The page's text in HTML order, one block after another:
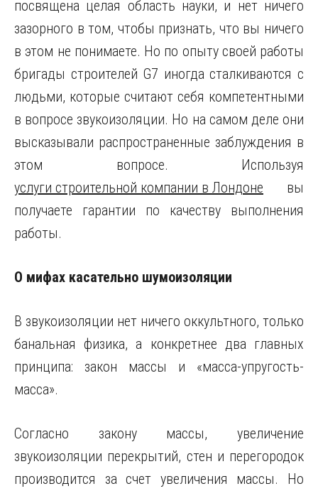
посвящена целая область науки, и нет ничего
зазорного в том, чтобы признать, что вы ничего
в этом не понимаете. Но по опыту своей работы
бригады строителей G7 иногда сталкиваются с
людьми, которые считают себя компетентными
в вопросе звукоизоляции. Но на самом деле они
высказывали распространенные заблуждения в
этом вопросе. Используя
услуги строительной компании в Лондоне вы
получаете гарантии по качеству выполнения
работы.
О мифах касательно шумоизоляции
В звукоизоляции нет ничего оккультного, только
банальная физика, а конкретнее два главных
принципа: закон массы и «масса-упругость-
масса».
Согласно закону массы, увеличение
звукоизоляции перекрытий, стен и перегородок
производится за счет увеличения массы. Но